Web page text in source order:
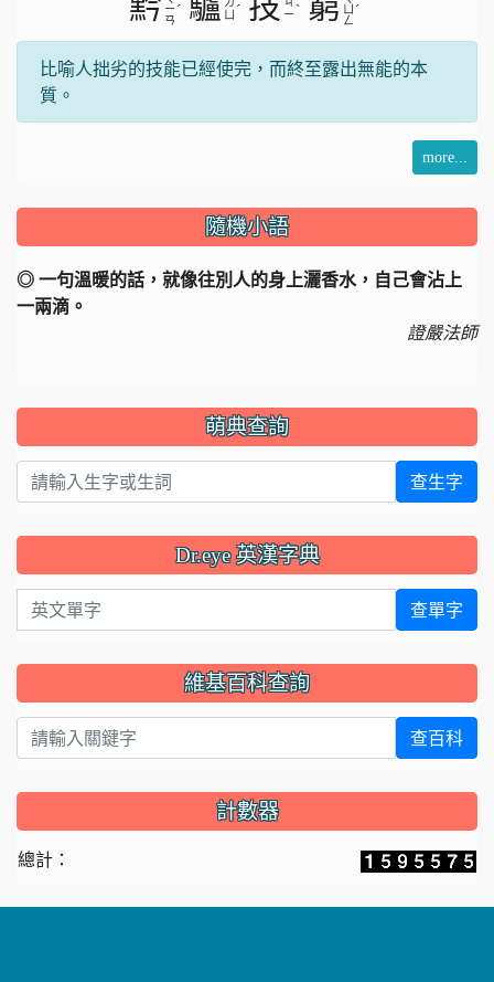
ㄧ
ㄢ
ˊ ˊ
ㄧ ˋ
ㄥ
ˊ
比喻人拙劣的技能已經使完，而終至露出無能的本
質。
more...
隨機小語
◎ 一句溫暖的話，就像往別人的身上灑香水，自己會沾上
一兩滴。
證嚴法師
萌典查詢
查生字
Dr.eye 英漢字典
英文單字 查單字
維基百科查詢
查百科
計數器
總計：